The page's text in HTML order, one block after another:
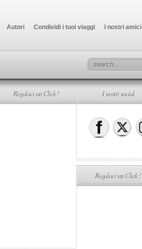
Autori Condividi i tuoi viaggi I nostri amici
Regalaci un Click ! I nostri social
Regalaci un Click !